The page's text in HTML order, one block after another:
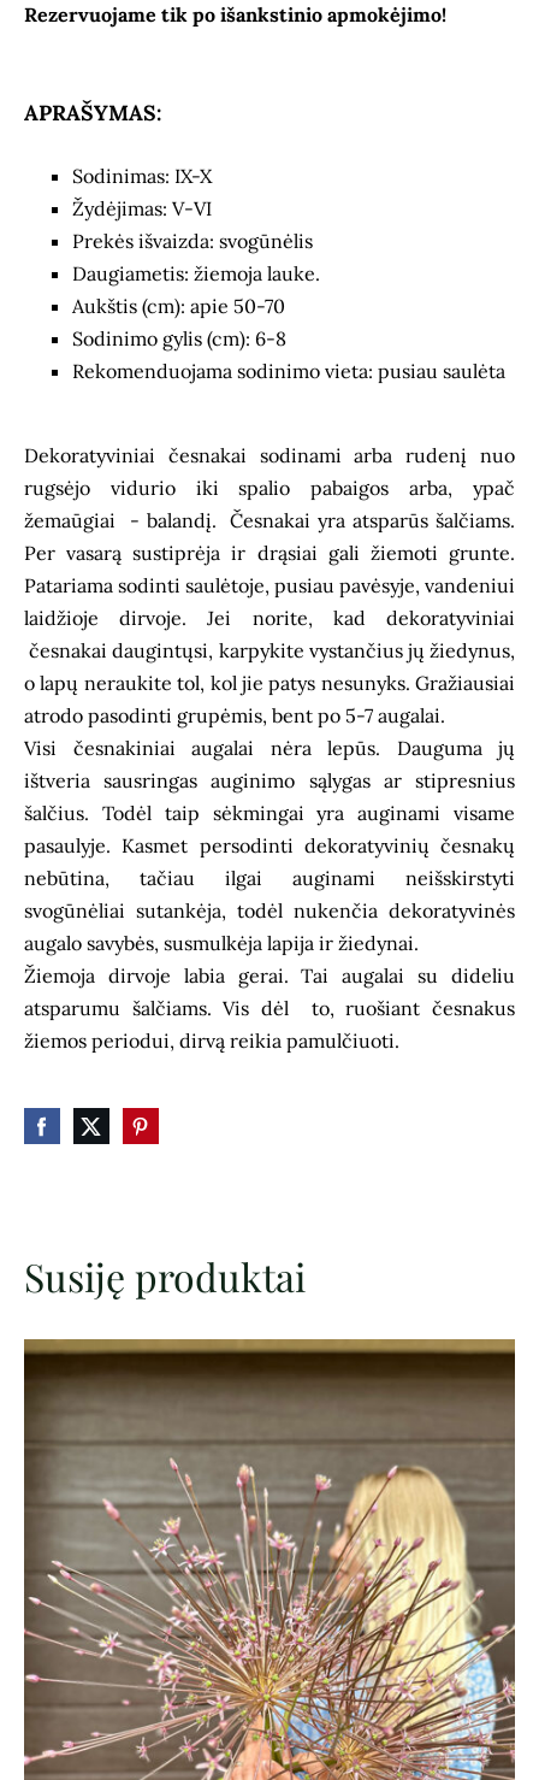
Rezervuojame tik po išankstinio apmokėjimo!
APRAŠYMAS:
Sodinimas: IX-X
Žydėjimas: V-VI
Prekės išvaizda: svogūnėlis
Daugiametis: žiemoja lauke.
Aukštis (cm): apie 50-70
Sodinimo gylis (cm): 6-8
Rekomenduojama sodinimo vieta: pusiau saulėta
Dekoratyviniai česnakai sodinami arba rudenį nuo
rugsėjo vidurio iki spalio pabaigos arba, ypač
žemaūgiai - balandį. Česnakai yra atsparūs šalčiams.
Per vasarą sustiprėja ir drąsiai gali žiemoti grunte.
Patariama sodinti saulėtoje, pusiau pavėsyje, vandeniui
laidžioje dirvoje. Jei norite, kad dekoratyviniai
česnakai daugintųsi, karpykite vystančius jų žiedynus,
o lapų neraukite tol, kol jie patys nesunyks. Gražiausiai
atrodo pasodinti grupėmis, bent po 5-7 augalai.
Visi česnakiniai augalai nėra lepūs. Dauguma jų
ištveria sausringas auginimo sąlygas ar stipresnius
šalčius. Todėl taip sėkmingai yra auginami visame
pasaulyje. Kasmet persodinti dekoratyvinių česnakų
nebūtina, tačiau ilgai auginami neišskirstyti
svogūnėliai sutankėja, todėl nukenčia dekoratyvinės
augalo savybės, susmulkėja lapija ir žiedynai.
Žiemoja dirvoje labia gerai. Tai augalai su dideliu
atsparumu šalčiams. Vis dėl to, ruošiant česnakus
žiemos periodui, dirvą reikia pamulčiuoti.
Susiję produktai